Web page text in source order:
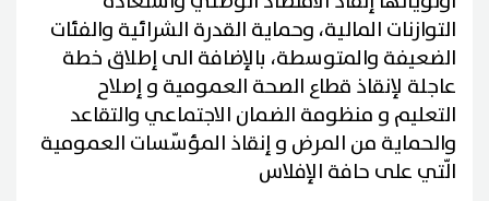
التوازنات المالية، وحماية القدرة الشرائية والفئات
الضعيفة والمتوسطة، بالإضافة الى إطلاق خطة
عاجلة لإنقاذ قطاع الصحة العمومية و إصلاح
التعليم و منظومة الضمان الاجتماعي والتقاعد
والحماية من المرض و إنقاذ المؤسّسات العمومية
الّتي على حافة الإفلاس